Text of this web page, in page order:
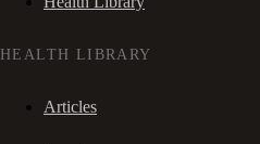
HEALTH LIBRARY
Articles